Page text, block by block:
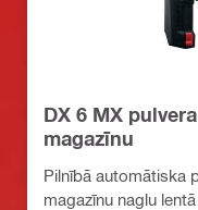
DX 6 MX
magazīnu
Pilnībā automātiska
magazīnu naglu